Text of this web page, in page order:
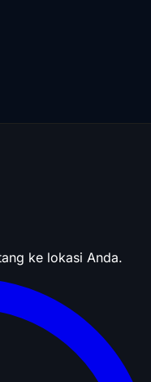
ke lokasi Anda.